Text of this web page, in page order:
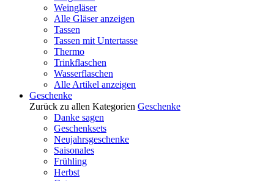
Weingläser
Alle Gläser anzeigen
Tassen
Tassen mit Untertasse
Thermo
Trinkflaschen
Wasserflaschen
Alle Artikel anzeigen
Geschenke
Zurück zu allen Kategorien Geschenke
Danke sagen
Geschenksets
Neujahrsgeschenke
Saisonales
Frühling
Herbst